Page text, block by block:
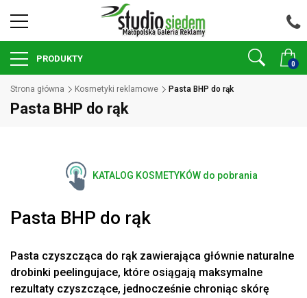
0
PRODUKTY
Strona główna Kosmetyki reklamowe Pasta BHP do rąk
Pasta BHP do rąk
KATALOG KOSMETYKÓW do pobrania
Pasta BHP do rąk
Pasta czyszcząca do rąk zawierająca głównie naturalne
drobinki peelingujace, które osiągają maksymalne
rezultaty czyszczące, jednocześnie chroniąc skórę